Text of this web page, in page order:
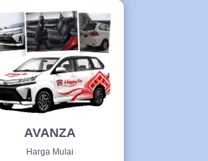
AVANZA
Harga Mulai